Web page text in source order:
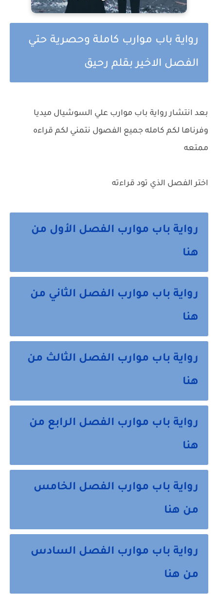
رواية باب موارب كاملة وحصرية حتي
الفصل الاخير بقلم رحيق
بعد انتشار رواية باب موارب علي السوشيال ميديا
وفرناها لكم كامله جميع الفصول نتمني لكم قراءه
ممتعه
اختر الفصل الذي تود قراءته
رواية باب موارب الفصل الأول من
هنا
رواية باب موارب الفصل الثاني من
هنا
رواية باب موارب الفصل الثالث من
هنا
رواية باب موارب الفصل الرابع من
هنا
رواية باب موارب الفصل الخامس
من هنا
رواية باب موارب الفصل السادس
من هنا